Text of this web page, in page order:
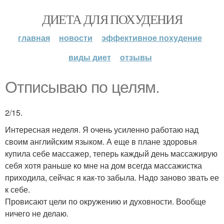
ДИЕТА ДЛЯ ПОХУДЕНИЯ
главная новости
эффективное похудение
виды диет
отзывы
Отписываю по целям.
2/15.
Интересная неделя. Я очень усиленно работаю над
своим английским языком. А еще в плане здоровья
купила себе массажер, теперь каждый день массажирую
себя хотя раньше ко мне на дом всегда массажистка
приходила, сейчас я как-то забыла. Надо заново звать ее
к себе.
Провисают цели по окружению и духовности. Вообще
ничего не делаю.